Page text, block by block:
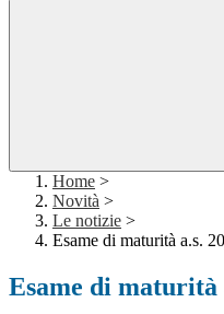
Home >
Novità >
Le notizie >
Esame di maturità a.s.
Esame di maturità